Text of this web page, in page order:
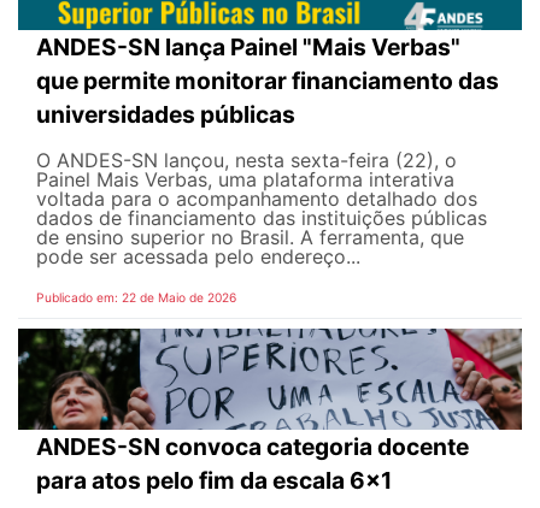
ANDES-SN lança Painel "Mais Verbas"
que permite monitorar financiamento das
universidades públicas
O ANDES-SN lançou, nesta sexta-feira (22), o
Painel Mais Verbas, uma plataforma interativa
voltada para o acompanhamento detalhado dos
dados de financiamento das instituições públicas
de ensino superior no Brasil. A ferramenta, que
pode ser acessada pelo endereço...
Publicado em: 22 de Maio de 2026
ANDES-SN convoca categoria docente
para atos pelo fim da escala 6x1